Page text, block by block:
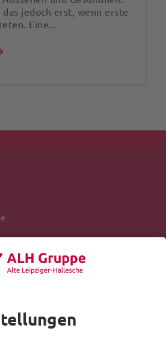
jedoch erst, wenn erste
Eine...